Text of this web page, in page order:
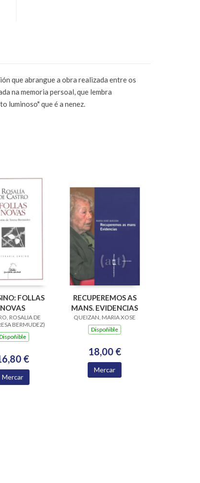
que abrangue a obra realizada entre os
na memoria persoal, que lembra
luminoso" que é a nenez.
FOLLAS
NOVAS
ROSALIA DE
BERMUDEZ)
€
Mercar
RECUPEREMOS AS
MANS. EVIDENCIAS
QUEIZAN, MARIA XOSE
Dispoñible
18,00 €
Mercar